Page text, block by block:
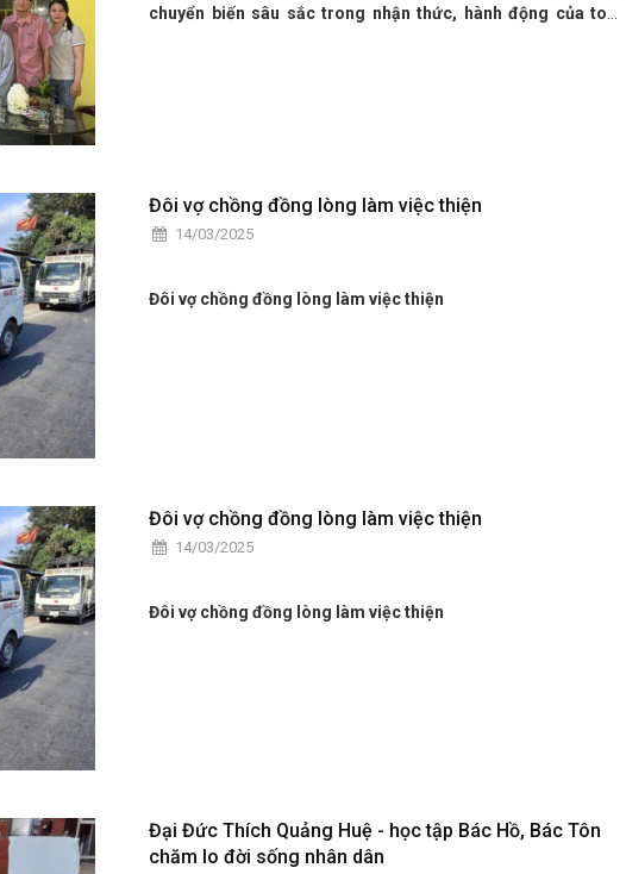
chuyển biến sâu sắc trong nhận thức, hành động của toàn
Đôi vợ chồng đồng lòng làm việc thiện
14/03/2025
Đôi vợ chồng đồng lòng làm việc thiện
Đôi vợ chồng đồng lòng làm việc thiện
14/03/2025
Đôi vợ chồng đồng lòng làm việc thiện
Đại Đức Thích Quảng Huệ - học tập Bác Hồ, Bác Tôn
chăm lo đời sống nhân dân